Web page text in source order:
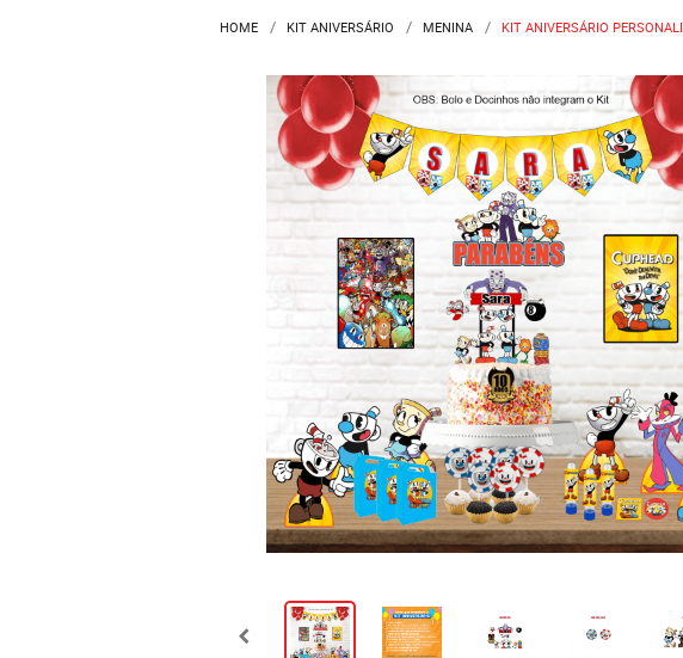
HOME KIT ANIVERSÁRIO MENINA KIT ANIVERSÁRIO